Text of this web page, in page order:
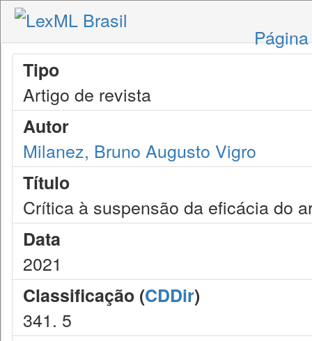
Tipo
Artigo de revista
Autor
Milanez, Bruno Augusto Vigro
Título
Crítica à suspensão da eficácia do
Data
2021
Classificação (CDDir)
341. 5